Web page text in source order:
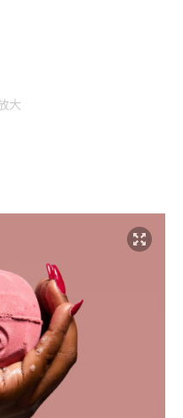
大